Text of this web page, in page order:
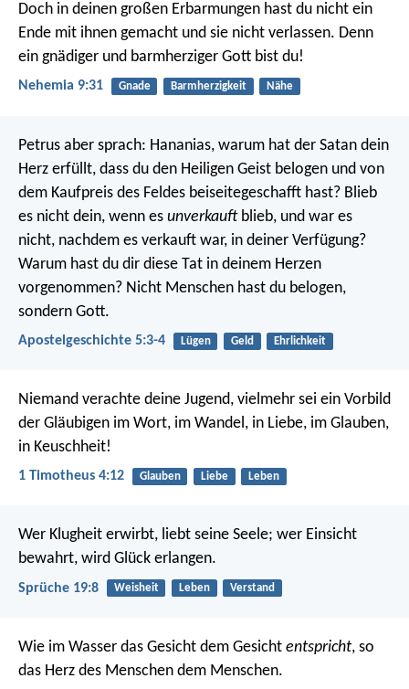
Doch in deinen großen Erbarmungen hast du nicht ein
Ende mit ihnen gemacht und sie nicht verlassen. Denn
ein gnädiger und barmherziger Gott bist du!
Nehemia 9:31 Gnade Barmherzigkeit Nähe
Petrus aber sprach: Hananias, warum hat der Satan dein
Herz erfüllt, dass du den Heiligen Geist belogen und von
dem Kaufpreis des Feldes beiseitegeschafft hast? Blieb
es nicht dein, wenn es unverkauftblieb, und war es
nicht, nachdem es verkauft war, in deiner Verfügung?
Warum hast du dir diese Tat in deinem Herzen
vorgenommen? Nicht Menschen hast du belogen,
sondern Gott.
Apostelgeschichte 5:3-4 Lügen Geld Ehrlichkeit
Niemand verachte deine Jugend, vielmehr sei ein Vorbild
der Gläubigen im Wort, im Wandel, in Liebe, im Glauben,
in Keuschheit!
1 Timotheus 4:12 Glauben Liebe Leben
Wer Klugheit erwirbt, liebt seine Seele; wer Einsicht
bewahrt, wird Glück erlangen.
Sprüche 19:8 Weisheit Leben Verstand
Wie im Wasser das Gesicht dem Gesicht entspricht, so
das Herz des Menschen dem Menschen.